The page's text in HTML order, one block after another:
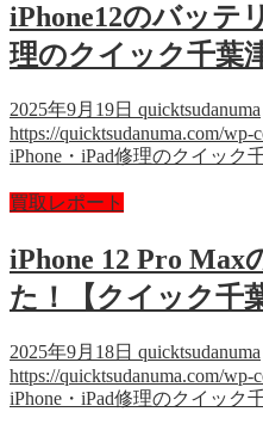
iPhone12のバッテ
理のクイック千葉
2025年9月19日 quicktsudanuma
https://quicktsudanuma.com/wp-
iPhone・iPad修理のクイック
買取レポート
iPhone 12 Pro Max
た！【クイック千
2025年9月18日 quicktsudanuma
https://quicktsudanuma.com/wp-
iPhone・iPad修理のクイック